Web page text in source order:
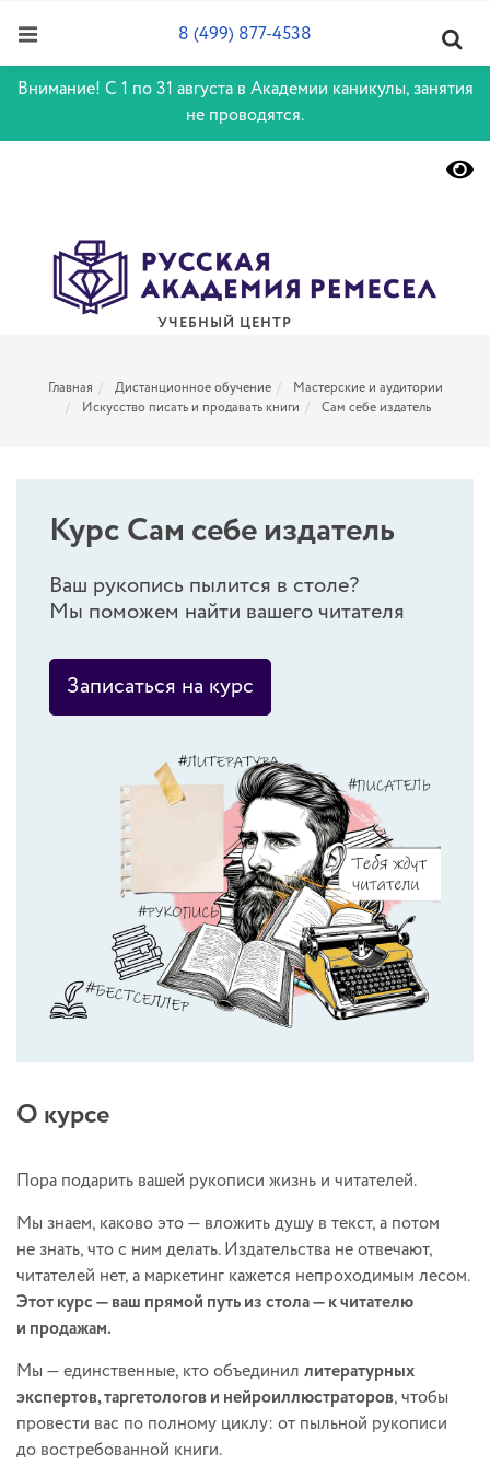
Внимание! С 1 по 31 августа в Академии каникулы, занятия
не проводятся.
УЧЕБНЫЙ ЦЕНТР
8 (499) 877-4538
Главная Дистанционное обучение
Мастерские и аудитории
Искусство писать и продавать книги
Сам себе издатель
Курс Сам себе издатель
Ваш рукопись пылится в столе?
Мы поможем найти вашего читателя
Записаться на курс
О курсе
Пора подарить вашей рукописи жизнь и читателей.
Мы знаем, каково это — вложить душу в текст, а потом
не знать, что с ним делать. Издательства не отвечают,
читателей нет, а маркетинг кажется непроходимым лесом.
Этот курс — ваш прямой путь из стола — к читателю
и продажам.
Мы — единственные, кто объединил литературных
экспертов, таргетологов и нейроиллюстраторов, чтобы
провести вас по полному циклу: от пыльной рукописи
до востребованной книги.